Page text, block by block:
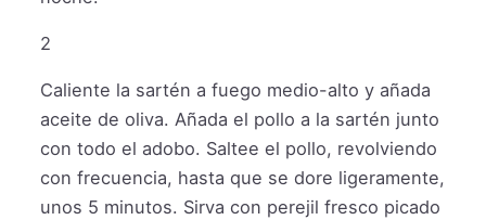
2
Caliente la sartén a fuego medio-alto y añada
aceite de oliva. Añada el pollo a la sartén junto
con todo el adobo. Saltee el pollo, revolviendo
con frecuencia, hasta que se dore ligeramente,
unos 5 minutos. Sirva con perejil fresco picado